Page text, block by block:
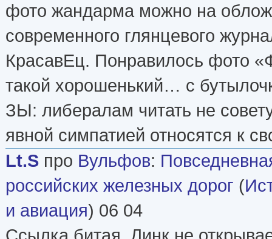
фото жандарма можно на
современного глянцевого
КрасавЕц. Понравилось фото
такой хорошенький… с
ЗЫ: либералам читать не
явной симпатией относятся к
Lt.S про Вульфов:
российских железных дорог (
и авиация) 06 04